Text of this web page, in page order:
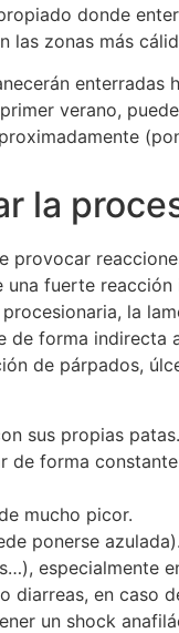
donde
las zonas más
verano,
la
provocar
una fuerte
la
de forma
de párpados,
sus propias patas.
de forma
mucho picor.
ponerse azulada).
especialmente
diarreas, en caso
un shock